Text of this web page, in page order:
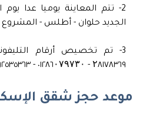
2- تتم المعاينة يوميا عدا
الجديد حلوان - أطلس - المشروع
3- تم تخصيص أرقام
۲٨١٧٨٣٦٩ - ٠١٢٨٦۰۷۹۷۳۰ - ٠١٠٩٢٥٣٥٣٦٣
موعد حجز شقق